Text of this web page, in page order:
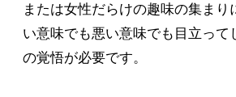
または女性だらけの趣味の集まり
い意味でも悪い意味でも目立って
の覚悟が必要です。